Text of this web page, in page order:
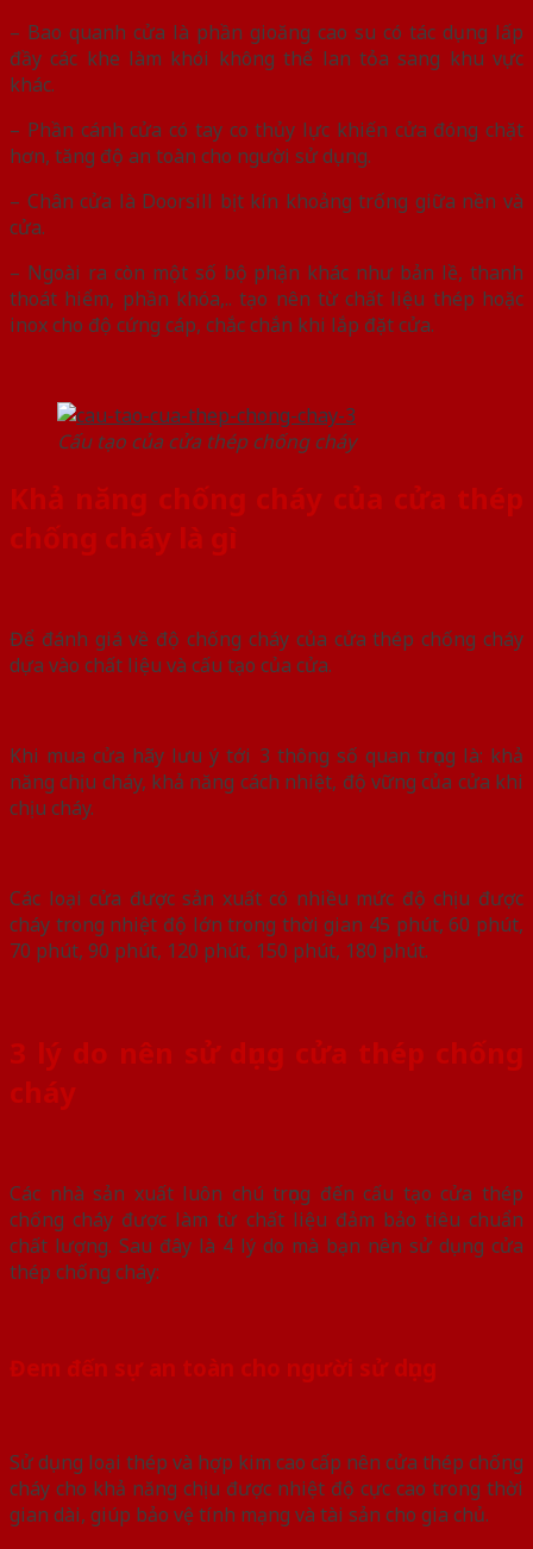
– Bao quanh cửa là phần gioăng cao su có tác dụng lấp
đầy các khe làm khói không thể lan tỏa sang khu vực
khác.
– Phần cánh cửa có tay co thủy lực khiến cửa đóng chặt
hơn, tăng độ an toàn cho người sử dụng.
– Chân cửa là Doorsill bịt kín khoảng trống giữa nền và
cửa.
– Ngoài ra còn một số bộ phận khác như bản lề, thanh
thoát hiểm, phần khóa,.. tạo nên từ chất liệu thép hoặc
inox cho độ cứng cáp, chắc chắn khi lắp đặt cửa.
Cấu tạo của cửa thép chống cháy
Khả năng chống cháy của cửa thép
chống cháy là gì
Để đánh giá về độ chống cháy của cửa thép chống cháy
dựa vào chất liệu và cấu tạo của cửa.
Khi mua cửa hãy lưu ý tới 3 thông số quan trọng là: khả
năng chịu cháy, khả năng cách nhiệt, độ vững của cửa khi
chịu cháy.
Các loại cửa được sản xuất có nhiều mức độ chịu được
cháy trong nhiệt độ lớn trong thời gian 45 phút, 60 phút,
70 phút, 90 phút, 120 phút, 150 phút, 180 phút.
3 lý do nên sử dụng cửa thép chống
cháy
Các nhà sản xuất luôn chú trọng đến cấu tạo cửa thép
chống cháy được làm từ chất liệu đảm bảo tiêu chuẩn
chất lượng. Sau đây là 4 lý do mà bạn nên sử dụng cửa
thép chống cháy:
Đem đến sự an toàn cho người sử dụng
Sử dụng loại thép và hợp kim cao cấp nên cửa thép chống
cháy cho khả năng chịu được nhiệt độ cực cao trong thời
gian dài, giúp bảo vệ tính mạng và tài sản cho gia chủ.